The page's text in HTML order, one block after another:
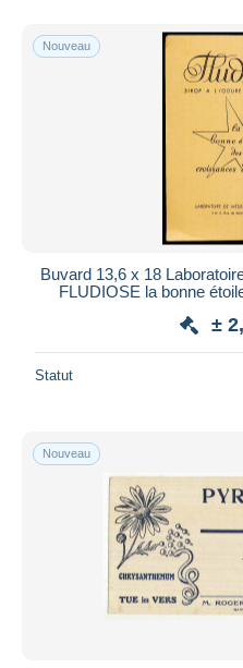
Nouveau
Buvard 13,6 x 18
FLUDIOSE la bonne
±
Statut
Nouveau